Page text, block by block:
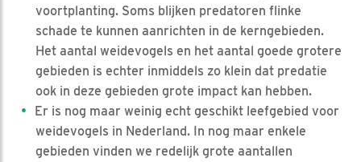
voortplanting. Soms blijken predatoren flinke
schade te kunnen aanrichten in de kerngebieden.
Het aantal weidevogels en het aantal goede grotere
gebieden is echter inmiddels zo klein dat predatie
ook in deze gebieden grote impact kan hebben.
Er is nog maar weinig echt geschikt leefgebied voor
weidevogels in Nederland. In nog maar enkele
gebieden vinden we redelijk grote aantallen